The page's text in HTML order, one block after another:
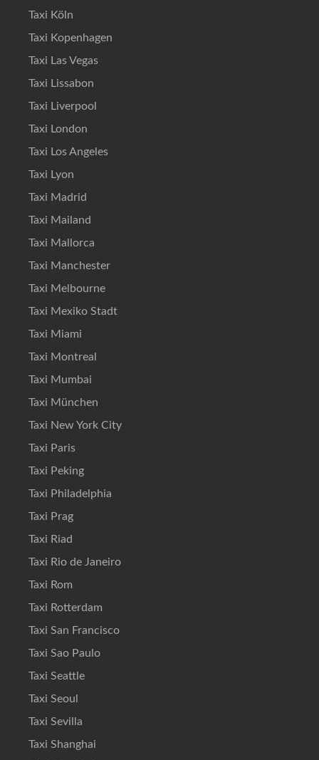
Taxi Köln
Taxi Kopenhagen
Taxi Las Vegas
Taxi Lissabon
Taxi Liverpool
Taxi London
Taxi Los Angeles
Taxi Lyon
Taxi Madrid
Taxi Mailand
Taxi Mallorca
Taxi Manchester
Taxi Melbourne
Taxi Mexiko Stadt
Taxi Miami
Taxi Montreal
Taxi Mumbai
Taxi München
Taxi New York City
Taxi Paris
Taxi Peking
Taxi Philadelphia
Taxi Prag
Taxi Riad
Taxi Rio de Janeiro
Taxi Rom
Taxi Rotterdam
Taxi San Francisco
Taxi Sao Paulo
Taxi Seattle
Taxi Seoul
Taxi Sevilla
Taxi Shanghai